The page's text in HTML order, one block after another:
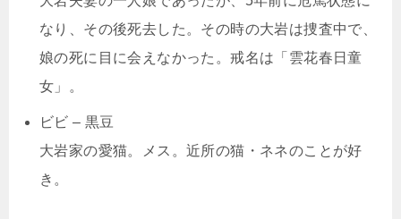
なり、その後死去した。その時の大岩は捜査中で、
娘の死に目に会えなかった。戒名は「雲花春日童
女」。
ビビ – 黒豆
大岩家の愛猫。メス。近所の猫・ネネのことが好
き。